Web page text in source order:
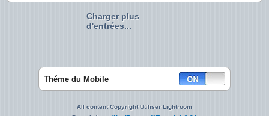
Charger plus
d'entrées...
Théme du Mobile
All content Copyright Utiliser Lightroom